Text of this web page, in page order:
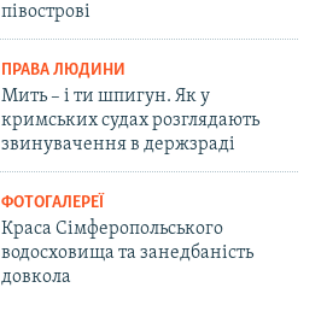
півострові
ПРАВА ЛЮДИНИ
Мить – і ти шпигун. Як у
кримських судах розглядають
звинувачення в держзраді
ФОТОГАЛЕРЕЇ
Краса Сімферопольського
водосховища та занедбаність
довкола